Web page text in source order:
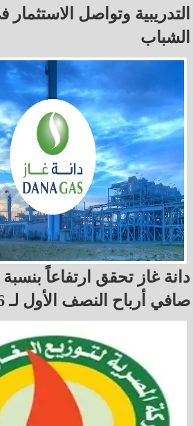
التدريبية وتواصل
الشباب
صافي أرباح النصف الأول لـ 2026